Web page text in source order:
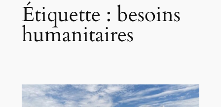
Étiquette : besoins
humanitaires